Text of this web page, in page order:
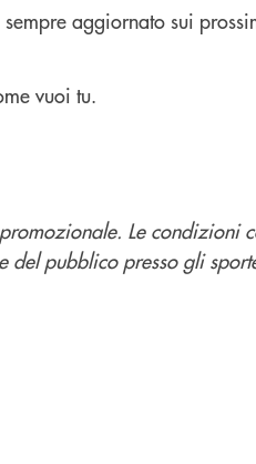
sempre aggiornato sui
vuoi tu.
Le condizioni
del pubblico presso gli